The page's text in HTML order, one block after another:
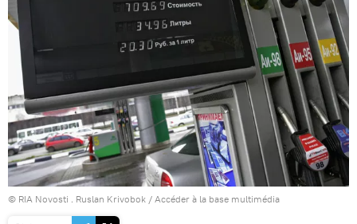
© RIA Novosti . Ruslan Krivobok / Accéder à la base multimédia